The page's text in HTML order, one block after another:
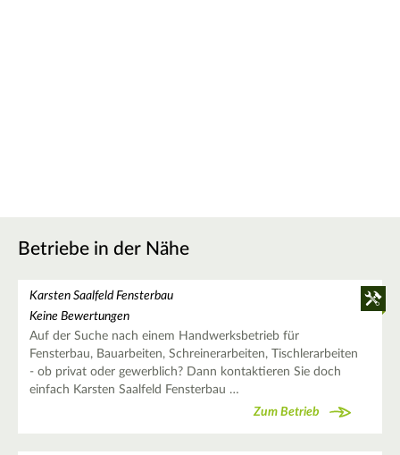
Betriebe in der Nähe
Karsten Saalfeld Fensterbau
Keine Bewertungen
Auf der Suche nach einem Handwerksbetrieb für
Fensterbau, Bauarbeiten, Schreinerarbeiten, Tischlerarbeiten
- ob privat oder gewerblich? Dann kontaktieren Sie doch
einfach Karsten Saalfeld Fensterbau …
Zum Betrieb